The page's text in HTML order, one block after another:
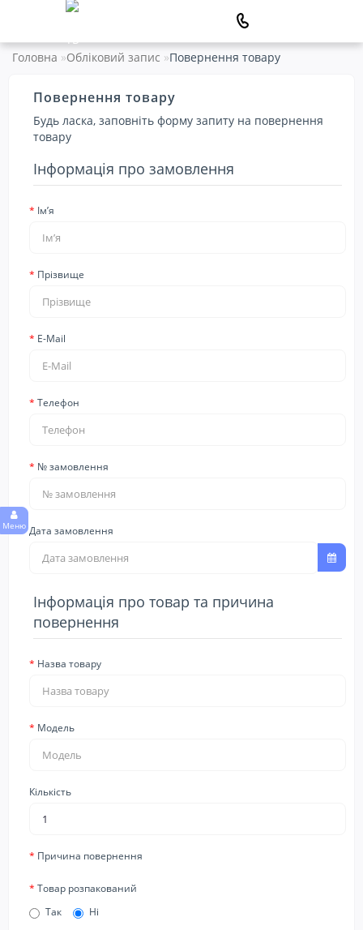
Головна Обліковий запис Повернення товару
Меню
Повернення товару
Будь ласка, заповніть форму запиту на повернення
товару
Інформація про замовлення
Ім’я
Прізвище
E-Mail
Телефон
№ замовлення
Дата замовлення
Інформація про товар та причина
повернення
Назва товару
Модель
Кількість
Причина повернення
Товар розпакований
Так
Ні